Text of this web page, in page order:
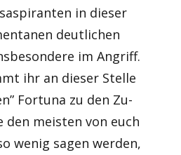
in dieser
deutlichen
im Angriff.
ihr an dieser Stelle
Fortuna zu den Zu-
den meisten von euch
wenig sagen werden,